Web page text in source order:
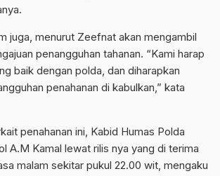
juga, menurut Zeefnat akan mengambil
penangguhan tahanan. “Kami harap
baik dengan polda, dan diharapkan
penahanan di kabulkan,” kata
penahanan ini, Kabid Humas Polda
A.M Kamal lewat rilis nya yang di terima
malam sekitar pukul 22.00 wit, mengaku